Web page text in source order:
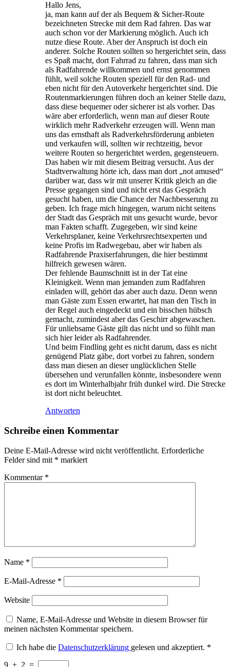
Hallo Jens,
ja, man kann auf der als Bequem & Sicher-Route
bezeichneten Strecke mit dem Rad fahren. Das war
auch schon vor der Markierung möglich. Auch ich
nutze diese Route. Aber der Anspruch ist doch ein
anderer. Solche Routen sollten so hergerichtet sein, dass
es Spaß macht, dort Fahrrad zu fahren, dass man sich
als Radfahrende willkommen und ernst genommen
fühlt, weil solche Routen speziell für den Rad- und
eben nicht für den Autoverkehr hergerichtet sind. Die
Routenmarkierungen führen doch an keiner Stelle dazu,
dass diese bequemer oder sicherer ist als vorher. Das
wäre aber erforderlich, wenn man auf dieser Route
wirklich mehr Radverkehr erzeugen will. Wenn man
uns das ernsthaft als Radverkehrsförderung anbieten
und verkaufen will, sollten wir rechtzeitig, bevor
weitere Routen so hergerichtet werden, gegensteuern.
Das haben wir mit diesem Beitrag versucht. Aus der
Stadtverwaltung hörte ich, dass man dort „not amused“
darüber war, dass wir mit unserer Kritik gleich an die
Presse gegangen sind und nicht erst das Gespräch
gesucht haben, um die Chance der Nachbesserung zu
geben. Ich frage mich hingegen, warum nicht seitens
der Stadt das Gespräch mit uns gesucht wurde, bevor
man Fakten schafft. Zugegeben, wir sind keine
Verkehrsplaner, keine Verkehrsrechtsexperten und
keine Profis im Radwegebau, aber wir haben als
Radfahrende Praxiserfahrungen, die hier bestimmt
hilfreich gewesen wären.
Der fehlende Baumschnitt ist in der Tat eine
Kleinigkeit. Wenn man jemanden zum Radfahren
einladen will, gehört das aber auch dazu. Denn wenn
man Gäste zum Essen erwartet, hat man den Tisch in
der Regel auch eingedeckt und ein bisschen hübsch
gemacht, zumindest aber das Geschirr abgewaschen.
Für unliebsame Gäste gilt das nicht und so fühlt man
sich hier leider als Radfahrender.
Und beim Findling geht es nicht darum, dass es nicht
genügend Platz gäbe, dort vorbei zu fahren, sondern
dass man diesen an dieser unglücklichen Stelle
übersehen und verunfallen könnte, insbesondere wenn
es dort im Winterhalbjahr früh dunkel wird. Die Strecke
ist dort nicht beleuchtet.
Antworten
Schreibe einen Kommentar
Deine E-Mail-Adresse wird nicht veröffentlicht. Erforderliche
Felder sind mit * markiert
Kommentar *
Name *
E-Mail-Adresse *
Website
Name, E-Mail-Adresse und Website in diesem Browser für
meinen nächsten Kommentar speichern.
Ich habe die Datenschutzerklärung gelesen und akzeptiert. *
9 + 2 =